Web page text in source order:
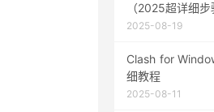
（2025超详细步
2025-08-19
Clash for
细教程
2025-08-11